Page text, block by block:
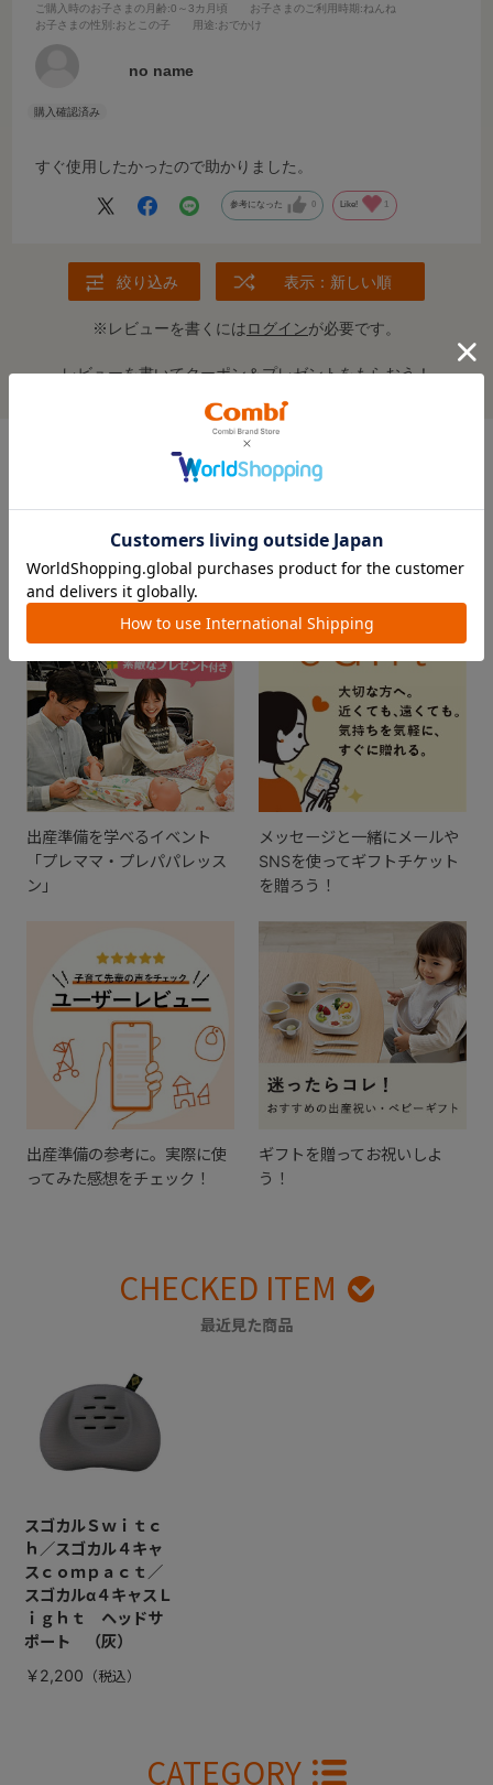
ご購入時のお子さまの月齢:0～3カ月頃 お子さまのご利用時期 :ねんね
お子さまの性別 :おとこの子 用途:おでかけ
no name
すぐ使用したかったので助かりました。
参考になった 0 Like! 1
絞り込み 表示：新しい順
※レビューを書くにはログインが必要です。
レビューを書いてクーポン＆プレゼントをもらおう！
FEATURE
おすすめ特集
出産準備を学べるイベント
「プレママ・プレパパレッス
ン」
メッセージと一緒にメールや
SNSを使ってギフトチケット
を贈ろう！
出産準備の参考に。実際に使
ってみた感想をチェック！
ギフトを贈ってお祝いしよ
う！
CHECKED ITEM
最近見た商品
スゴカルＳｗｉｔｃ
ｈ／スゴカル４キャ
スｃｏｍｐａｃｔ／
スゴカルα４キャスＬ
ｉｇｈｔ ヘッドサ
ポート （灰）
￥2,200
CATEGORY